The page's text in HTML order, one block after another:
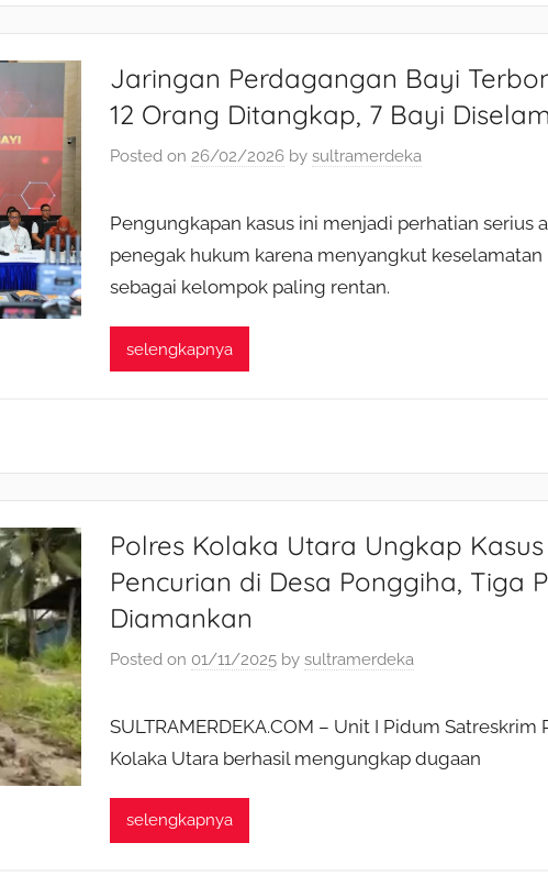
Jaringan Perdagangan Bayi
12 Orang Ditangkap, 7 Bayi
Posted on 26/02/2026by sultramerdeka
Pengungkapan kasus ini menjadi perhatian serius
penegak hukum karena menyangkut keselamatan
sebagai kelompok paling rentan.
selengkapnya
Polres Kolaka Utara Ungkap Kasus
Pencurian di Desa Ponggiha, Tiga
Diamankan
Posted on 01/11/2025by sultramerdeka
SULTRAMERDEKA.COM – Unit I Pidum Satreskrim
Kolaka Utara berhasil mengungkap dugaan
selengkapnya